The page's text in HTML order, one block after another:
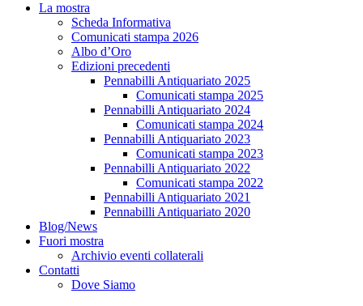
La mostra
Scheda Informativa
Comunicati stampa 2026
Albo d’Oro
Edizioni precedenti
Pennabilli Antiquariato 2025
Comunicati stampa 2025
Pennabilli Antiquariato 2024
Comunicati stampa 2024
Pennabilli Antiquariato 2023
Comunicati stampa 2023
Pennabilli Antiquariato 2022
Comunicati stampa 2022
Pennabilli Antiquariato 2021
Pennabilli Antiquariato 2020
Blog/News
Fuori mostra
Archivio eventi collaterali
Contatti
Dove Siamo